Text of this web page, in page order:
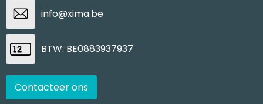
info@xima.be
BTW: BE0883937937
Contacteer ons